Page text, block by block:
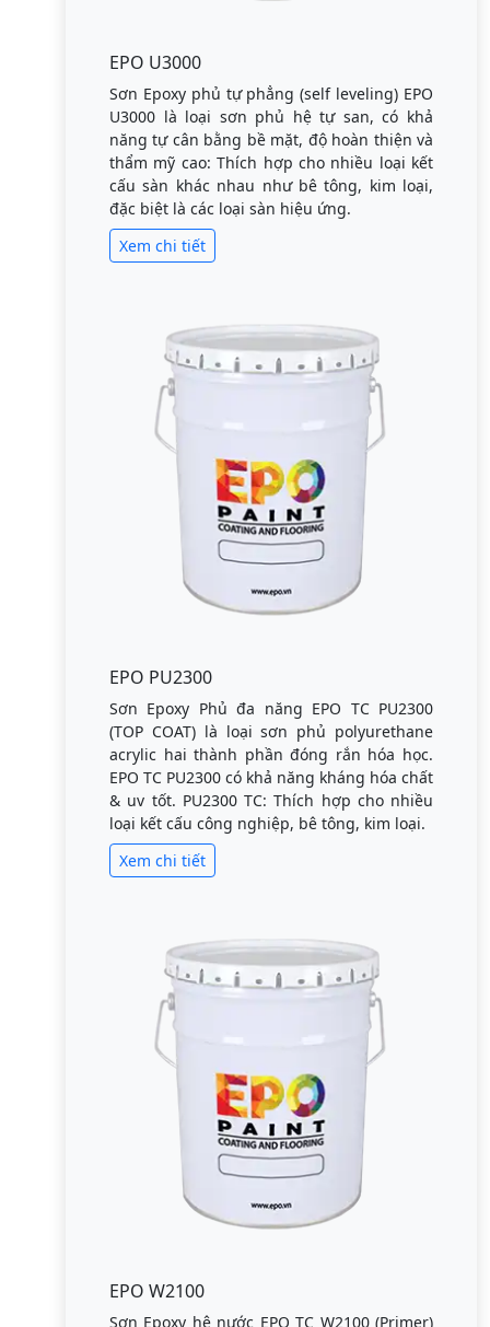
EPO U3000
Sơn Epoxy phủ tự phẳng (self leveling) EPO
U3000 là loại sơn phủ hệ tự san, có khả
năng tự cân bằng bề mặt, độ hoàn thiện và
thẩm mỹ cao: Thích hợp cho nhiều loại kết
cấu sàn khác nhau như bê tông, kim loại,
đặc biệt là các loại sàn hiệu ứng.
Xem chi tiết
EPO PU2300
Sơn Epoxy Phủ đa năng EPO TC PU2300
(TOP COAT) là loại sơn phủ polyurethane
acrylic hai thành phần đóng rắn hóa học.
EPO TC PU2300 có khả năng kháng hóa chất
& uv tốt. PU2300 TC: Thích hợp cho nhiều
loại kết cấu công nghiệp, bê tông, kim loại.
Xem chi tiết
EPO W2100
Sơn Epoxy hệ nước EPO TC W2100 (Primer)